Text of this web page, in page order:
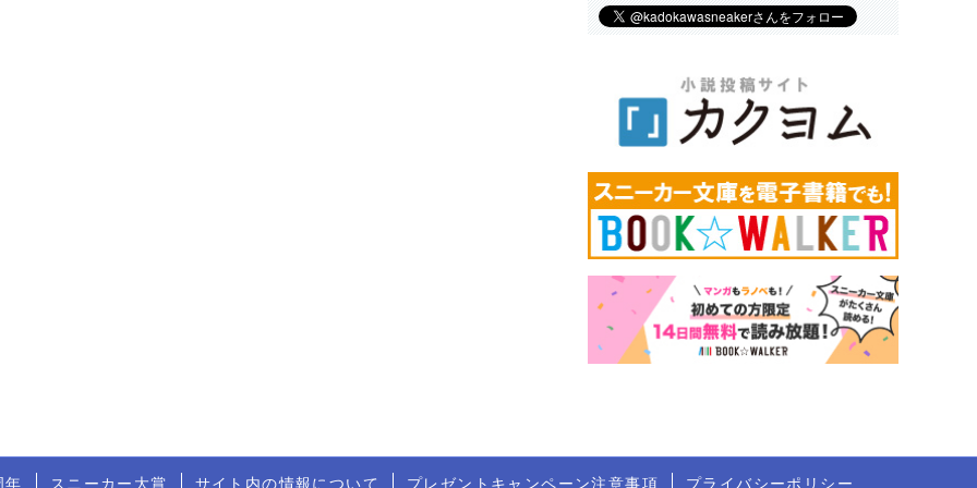
年 スニーカー大賞 サイト内の情報について プレゼントキャンペーン注意事項 プライバシーポリシー